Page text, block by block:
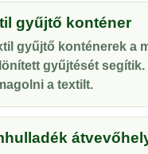
gyűjtő konténer
gyűjtő konténerek a
gyűjtését segítik.
a textilt.